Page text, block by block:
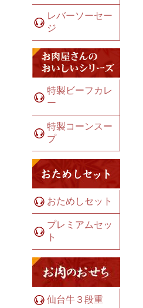
レバーソーセー
ジ
特製ビーフカレ
ー
特製コーンスー
プ
おためしセット
プレミアムセッ
ト
仙台牛３段重